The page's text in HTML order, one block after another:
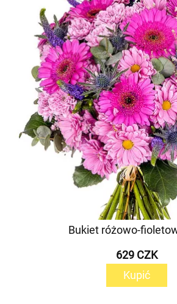
Bukiet różowo-
629 CZK
Kupić